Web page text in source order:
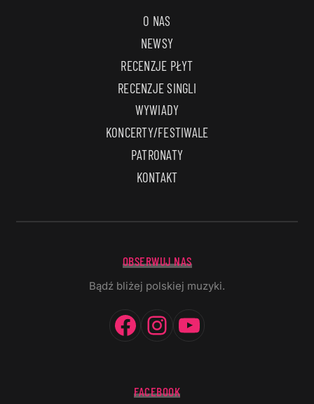
O NAS
NEWSY
RECENZJE PŁYT
RECENZJE SINGLI
WYWIADY
KONCERTY/FESTIWALE
PATRONATY
KONTAKT
OBSERWUJ NAS
Bądź bliżej polskiej muzyki.
Facebook
Instagram
FACEBOOK